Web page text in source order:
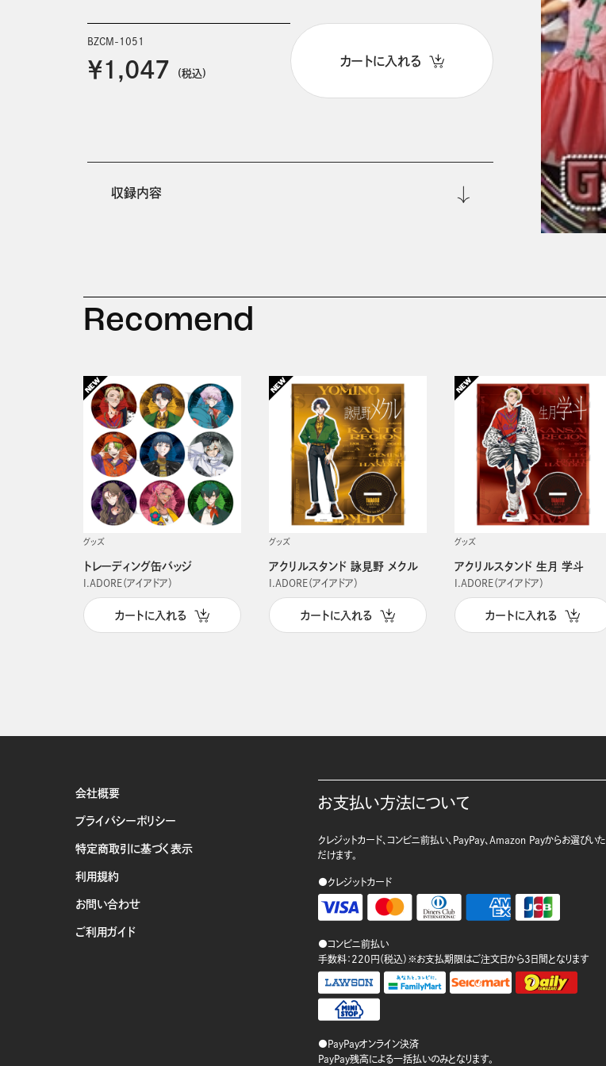
BZCM-1051
￥1,047 (税込)
カートに入れる
収録内容
Recomend
グッズ
トレーディング缶バッジ
I.ADORE（アイアドア）
カートに入れる
グッズ
アクリルスタンド 詠見野 メクル
I.ADORE（アイアドア）
カートに入れる
グッズ
アクリルスタンド 生月 学斗
I.ADORE（アイアドア）
カートに入れる
会社概要
プライバシーポリシー
特定商取引に基づく表示
利用規約
お問い合わせ
ご利用ガイド
お支払い方法について
クレジットカード、コンビニ前払い、PayPay、Amazon Payからお選びいた
だけます。
●クレジットカード
●コンビニ前払い
手数料：220円（税込）※お支払期限はご注文日から3日間となります
●PayPayオンライン決済
PayPay残高による一括払いのみとなります。